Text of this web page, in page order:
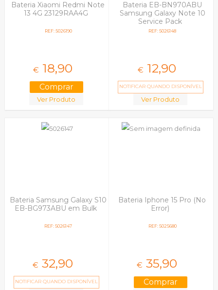
Bateria Xiaomi Redmi Note
13 4G 23129RAA4G
REF: 5026190
€ 18,90
Ver Produto
Bateria EB-BN970ABU
Samsung Galaxy Note 10
Service Pack
REF: 5026148
€ 12,90
NOTIFICAR QUANDO DISPONÍVEL
Ver Produto
Bateria Samsung Galaxy S10
EB-BG973ABU em Bulk
REF: 5026147
€ 32,90
NOTIFICAR QUANDO DISPONÍVEL
Bateria Iphone 15 Pro (No
Error)
REF: 5025680
€ 35,90